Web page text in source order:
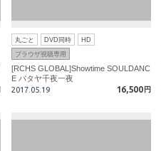
丸ごと DVD同時
HD
ブラウザ視聴専用
[RCHS GLOBAL]Showtime SOULDANC
E パタヤ千夜一夜
2017.05.19
16,500 円